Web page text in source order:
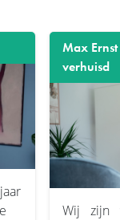
Max
verhuisd
Wij zijn